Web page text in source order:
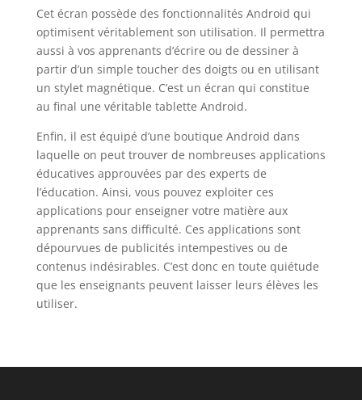
Cet écran possède des fonctionnalités Android qui
optimisent véritablement son utilisation. Il permettra
aussi à vos apprenants d’écrire ou de dessiner à
partir d’un simple toucher des doigts ou en utilisant
un stylet magnétique. C’est un écran qui constitue
au final une véritable tablette Android.
Enfin, il est équipé d’une boutique Android dans
laquelle on peut trouver de nombreuses applications
éducatives approuvées par des experts de
l’éducation. Ainsi, vous pouvez exploiter ces
applications pour enseigner votre matière aux
apprenants sans difficulté. Ces applications sont
dépourvues de publicités intempestives ou de
contenus indésirables. C’est donc en toute quiétude
que les enseignants peuvent laisser leurs élèves les
utiliser.